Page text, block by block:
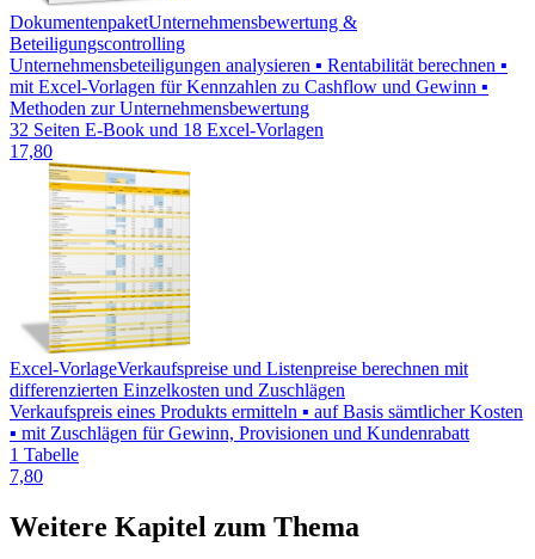
DokumentenpaketUnternehmensbewertung &
Beteiligungscontrolling
Unternehmensbeteiligungen analysieren ▪ Rentabilität berechnen ▪
mit Excel-Vorlagen für Kennzahlen zu Cashflow und Gewinn ▪
Methoden zur Unternehmensbewertung
32 Seiten E-Book und 18 Excel-Vorlagen
17,80
Excel-VorlageVerkaufspreise und Listenpreise berechnen mit
differenzierten Einzelkosten und Zuschlägen
Verkaufspreis eines Produkts ermitteln ▪ auf Basis sämtlicher Kosten
▪ mit Zuschlägen für Gewinn, Provisionen und Kundenrabatt
1 Tabelle
7,80
Weitere Kapitel zum Thema